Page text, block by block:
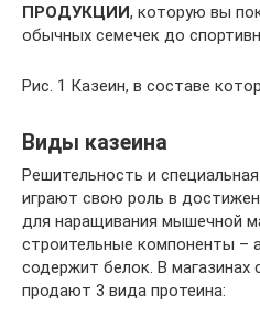
ПРОДУКЦИИ, которую вы
обычных семечек до
Рис. 1 Казеин, в составе
Виды казеина
Решительность и
играют свою роль в
для наращивания мышечной
строительные компоненты –
содержит белок. В магазинах
продают 3 вида протеина: